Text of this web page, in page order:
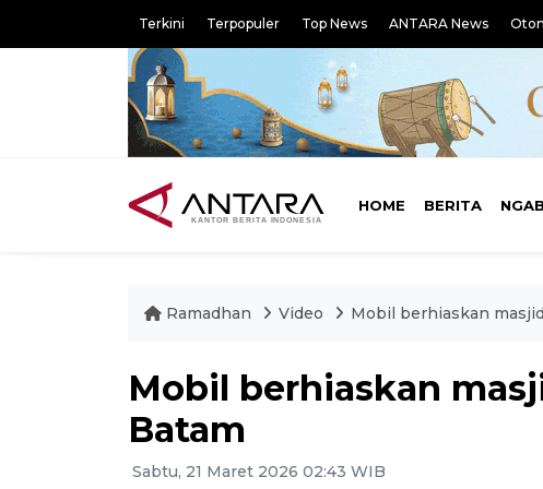
Terkini Terpopuler Top News ANTARA News
HOME BERITA
Ramadhan Video Mobil berhiaskan
Mobil berhiaskan
Batam
Sabtu, 21 Maret 2026 02:43 WIB